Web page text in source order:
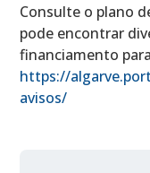
Consulte o plano
pode encontrar
financiamento
https://
avisos/